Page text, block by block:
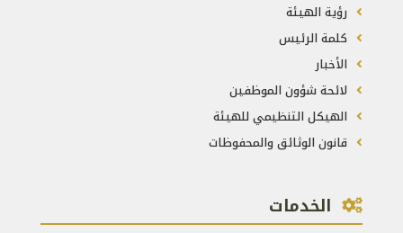
رؤية الهيئة
كلمة الرئيس
الأخبار
لائحة شؤون الموظفين
الهيكل التنظيمي للهيئة
قانون الوثائق والمحفوظات
الخدمات